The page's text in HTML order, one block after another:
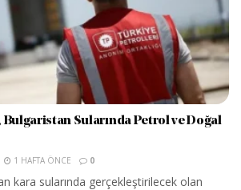
Sularında Petrol ve Doğal
1 HAFTA ÖNCE 0
kara sularında gerçekleştirilecek olan